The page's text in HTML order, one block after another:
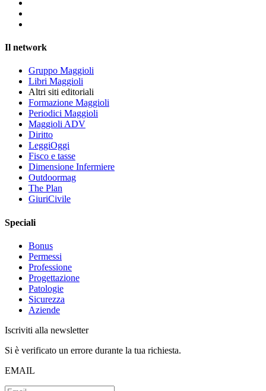
Il network
Gruppo Maggioli
Libri Maggioli
Altri siti editoriali
Formazione Maggioli
Periodici Maggioli
Maggioli ADV
Diritto
LeggiOggi
Fisco e tasse
Dimensione Infermiere
Outdoormag
The Plan
GiuriCivile
Speciali
Bonus
Permessi
Professione
Progettazione
Patologie
Sicurezza
Aziende
Iscriviti alla newsletter
Si è verificato un errore durante la tua richiesta.
EMAIL